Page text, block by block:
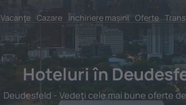
Vacanţe Cazare Închiriere mașini Oferte
Hoteluri în
Deudesfeld - Vedeţi cele mai bune oferte